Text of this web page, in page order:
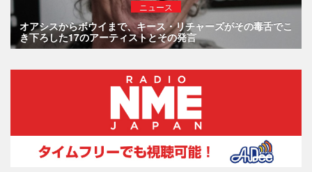
ニュース
オアシスからボウイまで、キース・リチャーズがその毒舌でこ
き下ろした17のアーティストとその発言